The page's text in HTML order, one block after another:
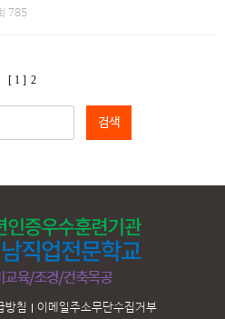
785
[ 1 ] 2
검색
방침 이메일주소무단수집거부